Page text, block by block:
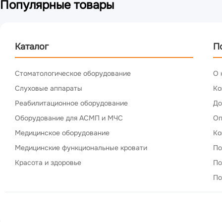
Популярные товары
Каталог
Стоматологическое оборудование
Слуховые аппараты
Реабилитационное оборудование
Оборудование для АСМП и МЧС
Медицинское оборудование
Медицинские функциональные кровати
Красота и здоровье
О